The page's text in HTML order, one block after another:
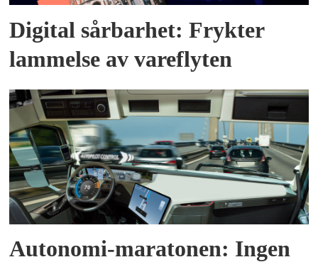
Digital sårbarhet: Frykter
lammelse av vareflyten
Autonomi-maratonen: Ingen